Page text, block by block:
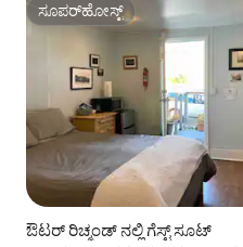
ಸೂಪರ್‌ಹೋಸ್ಟ್
ಸೂಪರ್‌ಹೋಸ್ಟ್
ಔಟರ್ ರಿಚ್ಮಂಡ್ ನಲ್ಲಿ ಗೆಸ್ಟ್ ಸೂಟ್